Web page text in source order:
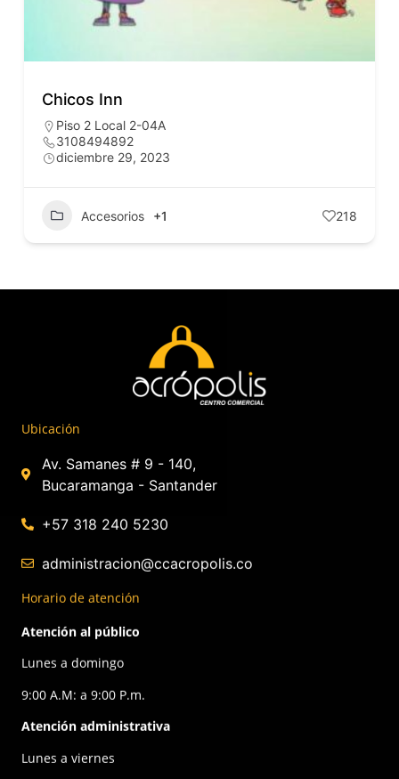
Chicos Inn
Piso 2 Local 2-04A
3108494892
diciembre 29, 2023
Accesorios +1 218
Ubicación
Av. Samanes # 9 - 140,
Bucaramanga - Santander
+57 318 240 5230
administracion@ccacropolis.co
Horario de atención
Atención al público
Lunes a domingo
9:00 A.M: a 9:00 P.m.
Atención administrativa
Lunes a viernes